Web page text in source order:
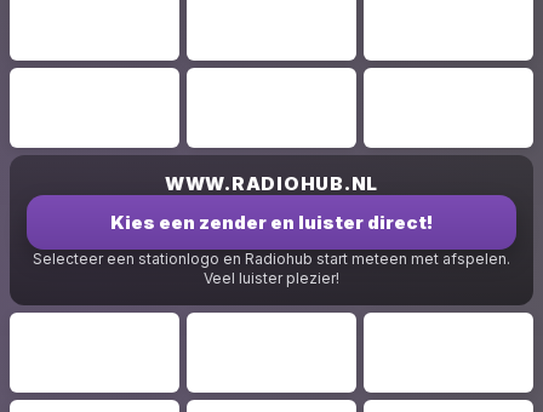
WWW.RADIOHUB.NL
Kies een zender en luister direct!
Selecteer een stationlogo en Radiohub start meteen met afspelen.
Veel luister plezier!